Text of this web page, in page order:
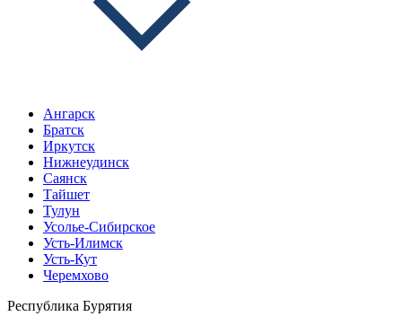
Ангарск
Братск
Иркутск
Нижнеудинск
Саянск
Тайшет
Тулун
Усолье-Сибирское
Усть-Илимск
Усть-Кут
Черемхово
Республика Бурятия